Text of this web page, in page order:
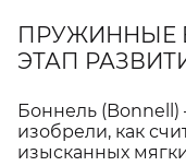
ПРУЖИННЫЕ
ЭТАП
Боннель
изобрели, как
изысканных